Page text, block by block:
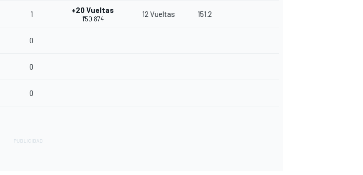
1 +20 Vueltas
1'50.874
12 Vueltas 151.2
0
0
0